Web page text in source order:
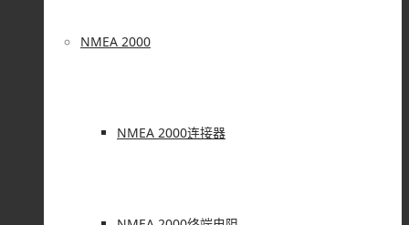
NMEA 2000
NMEA 2000连接器